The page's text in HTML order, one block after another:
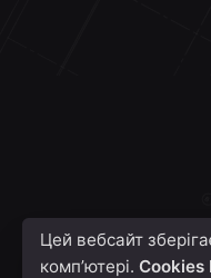
Цей вебсайт
комп’ютері. Cookies